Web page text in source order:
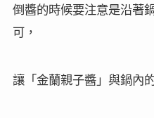
倒醬的時候要注意是沿著
可，
讓「金蘭親子醬」與鍋內